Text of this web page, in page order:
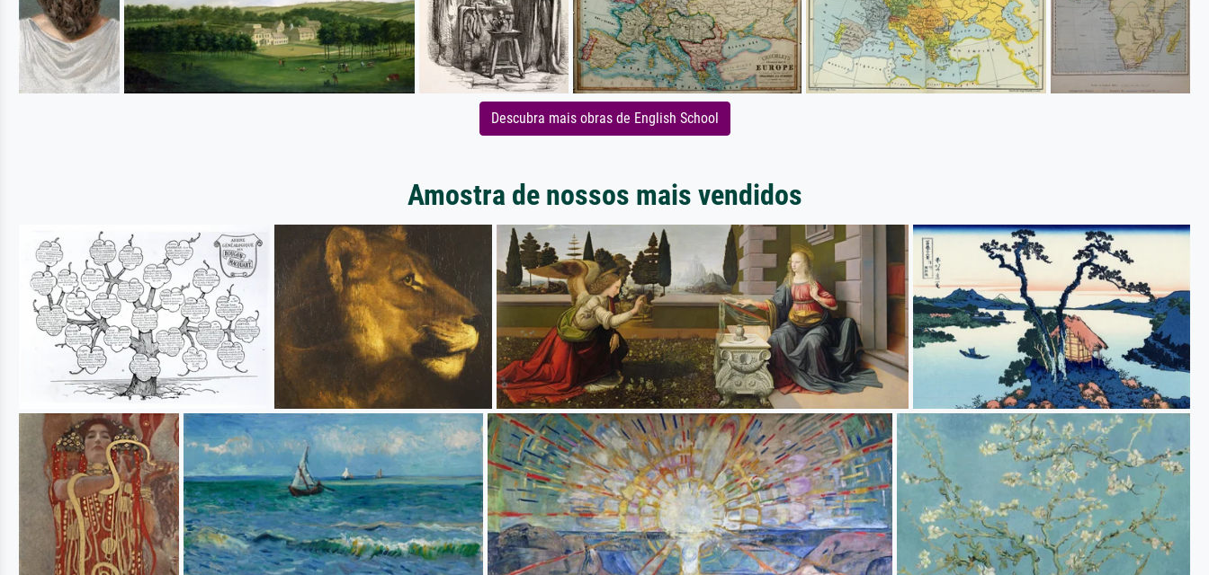
Descubra mais obras de English School
Amostra de nossos mais vendidos